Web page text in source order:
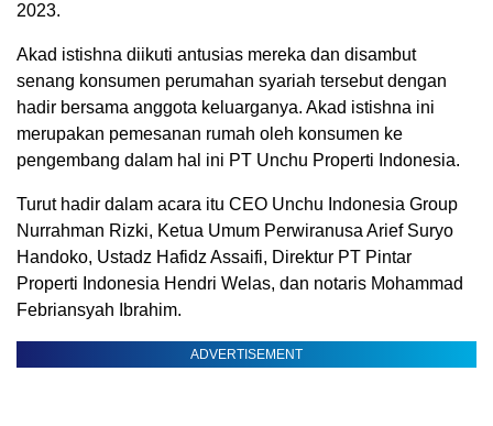
2023.
Akad istishna diikuti antusias mereka dan disambut
senang konsumen perumahan syariah tersebut dengan
hadir bersama anggota keluarganya. Akad istishna ini
merupakan pemesanan rumah oleh konsumen ke
pengembang dalam hal ini PT Unchu Properti Indonesia.
Turut hadir dalam acara itu CEO Unchu Indonesia Group
Nurrahman Rizki, Ketua Umum Perwiranusa Arief Suryo
Handoko, Ustadz Hafidz Assaifi, Direktur PT Pintar
Properti Indonesia Hendri Welas, dan notaris Mohammad
Febriansyah Ibrahim.
ADVERTISEMENT